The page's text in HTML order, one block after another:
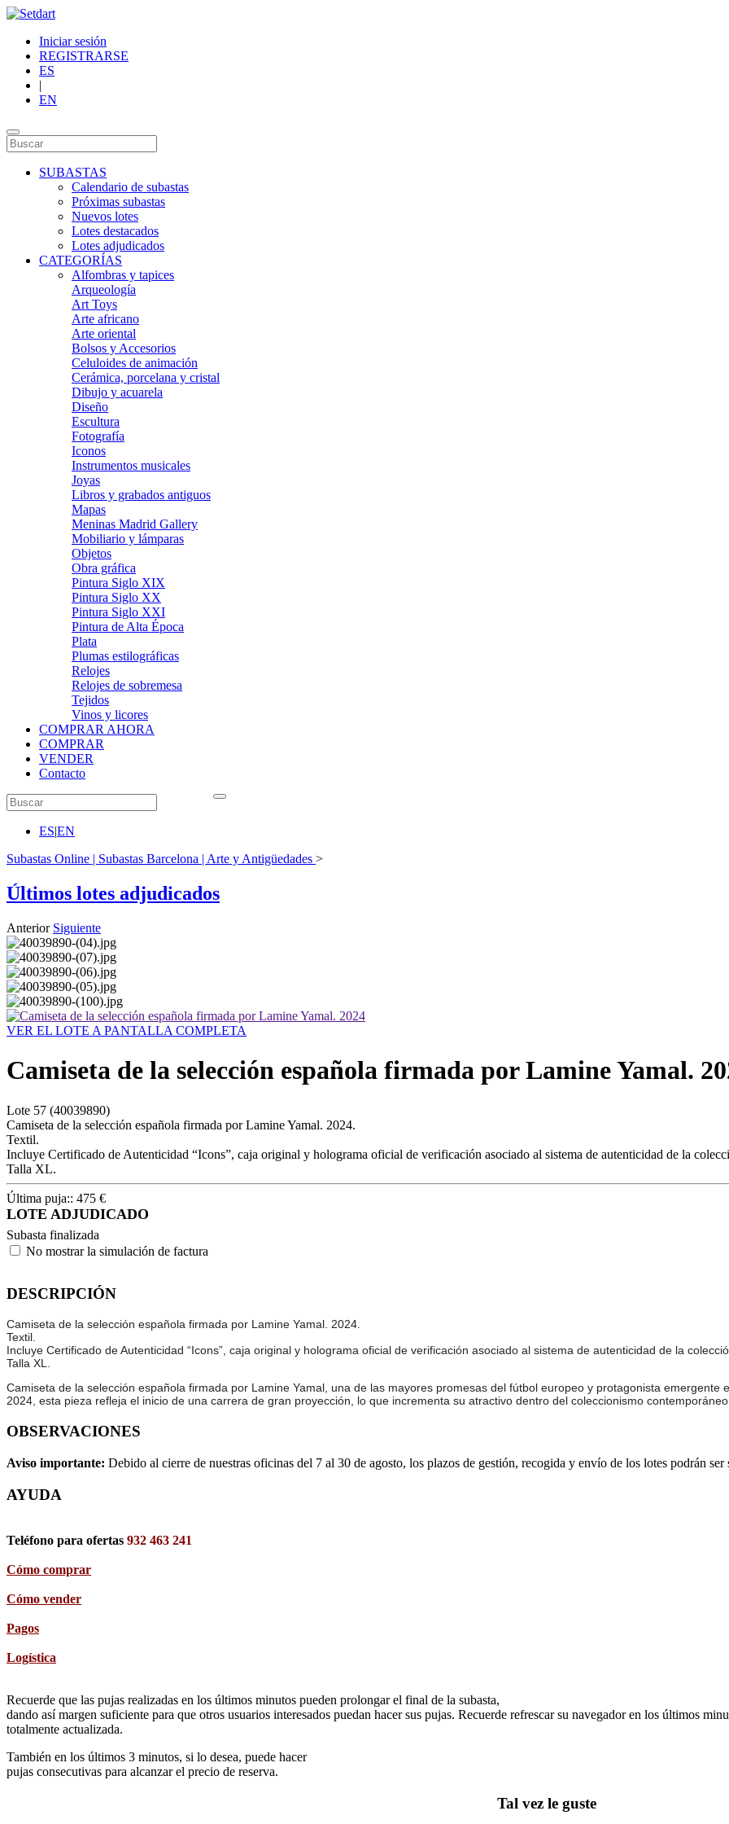
Iniciar sesión
REGISTRARSE
ES
|
EN
SUBASTAS
Calendario de subastas
Próximas subastas
Nuevos lotes
Lotes destacados
Lotes adjudicados
CATEGORÍAS
Alfombras y tapices
Arqueología
Art Toys
Arte africano
Arte oriental
Bolsos y Accesorios
Celuloides de animación
Cerámica, porcelana y cristal
Dibujo y acuarela
Diseño
Escultura
Fotografía
Iconos
Instrumentos musicales
Joyas
Libros y grabados antiguos
Mapas
Meninas Madrid Gallery
Mobiliario y lámparas
Objetos
Obra gráfica
Pintura Siglo XIX
Pintura Siglo XX
Pintura Siglo XXI
Pintura de Alta Época
Plata
Plumas estilográficas
Relojes
Relojes de sobremesa
Tejidos
Vinos y licores
COMPRAR AHORA
COMPRAR
VENDER
Contacto
ES|EN
Subastas Online | Subastas Barcelona | Arte y Antigüedades >
Últimos lotes adjudicados
Anterior Siguiente
VER EL LOTE A PANTALLA COMPLETA
Camiseta de la selección española firmada por Lamine Yamal.
Lote 57 (40039890)
Camiseta de la selección española firmada por Lamine Yamal. 2024.
Textil.
Incluye Certificado de Autenticidad “Icons”, caja original y holograma oficial de verificación asociado al sistema de autenticidad de la
Talla XL.
Última puja:: 475 €
LOTE ADJUDICADO
Subasta finalizada
No mostrar la simulación de factura
DESCRIPCIÓN
Camiseta de la selección española firmada por Lamine Yamal. 2024.
Textil.
Incluye Certificado de Autenticidad “Icons”, caja original y holograma oficial de verificación asociado al sistema de autenticidad de la
Talla XL.
Camiseta de la selección española firmada por Lamine Yamal, una de las mayores promesas del fútbol europeo y protagonista
2024, esta pieza refleja el inicio de una carrera de gran proyección, lo que incrementa su atractivo dentro del coleccionismo
OBSERVACIONES
Aviso importante: Debido al cierre de nuestras oficinas del 7 al 30 de agosto, los plazos de gestión, recogida y envío de los lotes podrán
AYUDA
Teléfono para ofertas 932 463 241
Cómo comprar
Cómo vender
Pagos
Logística
Recuerde que las pujas realizadas en los últimos minutos pueden prolongar el final de la subasta,
dando así margen suficiente para que otros usuarios interesados puedan hacer sus pujas. Recuerde refrescar su navegador en los últimos
totalmente actualizada.
También en los últimos 3 minutos, si lo desea, puede hacer
pujas consecutivas para alcanzar el precio de reserva.
Tal vez le guste